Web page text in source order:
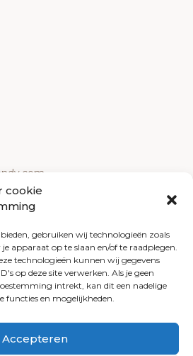
cookie
gebruiken wij technologieën zoals
apparaat op te slaan en/of te raadplegen.
technologieën kunnen wij gegevens
op deze site verwerken. Als je geen
intrekt, kan dit een nadelige
functies en mogelijkheden.
Accepteren